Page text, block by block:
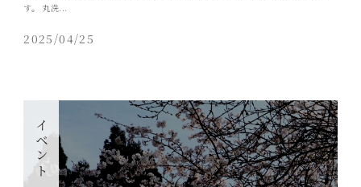
す。 丸洗...
2025/04/25
イベント